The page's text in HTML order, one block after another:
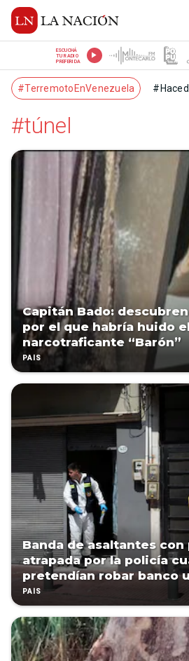
ESCUCHÁ
TU RADIO
PREFERIDA
#TerremotoEnVenezuela
#túnel
Capitán Bado:
por el que habría huido
narcotraficante “Barón”
PAÍS
Banda de asaltantes con
atrapada por la policía
pretendían robar banco
PAÍS